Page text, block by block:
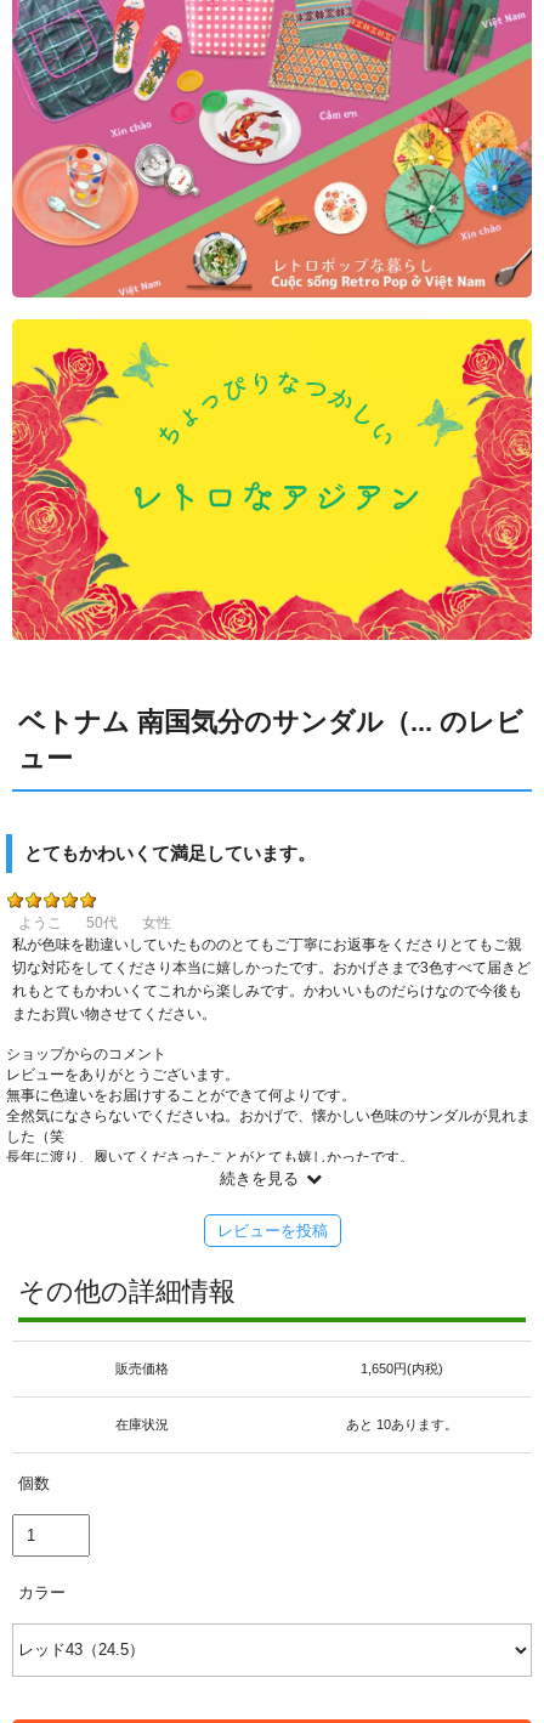
ベトナム 南国気分のサンダル（... のレビ
ュー
とてもかわいくて満足しています。
ようこ 50代
女性
私が色味を勘違いしていたもののとてもご丁寧にお返事をくださりとてもご親
切な対応をしてくださり本当に嬉しかったです。おかげさまで3色すべて届きど
れもとてもかわいくてこれから楽しみです。かわいいものだらけなので今後も
またお買い物させてください。
ショップからのコメント
レビューをありがとうございます。
無事に色違いをお届けすることができて何よりです。
全然気になさらないでくださいね。おかげで、懐かしい色味のサンダルが見れま
した（笑
長年に渡り、履いてくださったことがとても嬉しかったです。
また、何か質問等ありましたら遠慮なく！答えられる限り頑張ります（笑
続きを見る
レビューを投稿
その他の詳細情報
販売価格 1,650円(内税)
在庫状況 あと 10あります。
個数
カラー